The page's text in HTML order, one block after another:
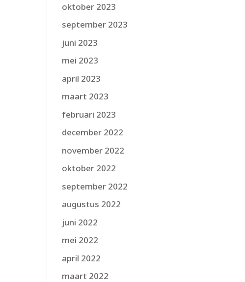
oktober 2023
september 2023
juni 2023
mei 2023
april 2023
maart 2023
februari 2023
december 2022
november 2022
oktober 2022
september 2022
augustus 2022
juni 2022
mei 2022
april 2022
maart 2022